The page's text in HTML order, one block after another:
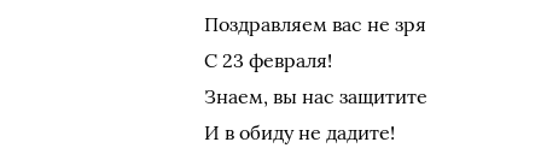
Поздравляем вас не зря
С 23 февраля!
Знаем, вы нас защитите
И в обиду не дадите!